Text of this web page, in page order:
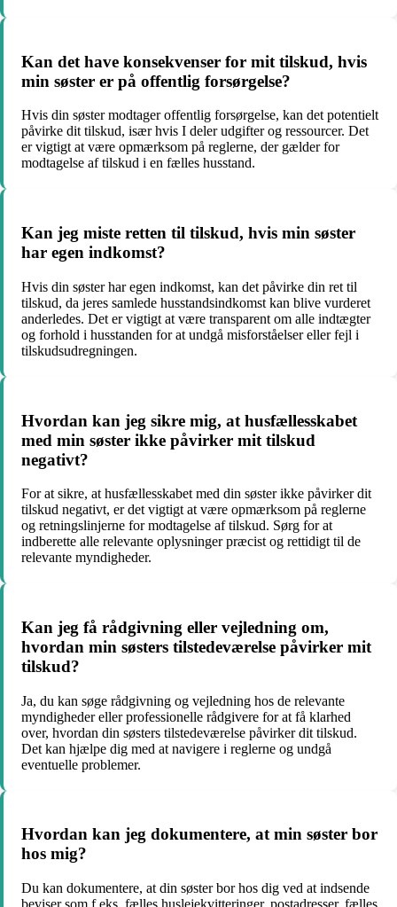
Kan det have konsekvenser for mit tilskud, hvis
min søster er på offentlig forsørgelse?
Hvis din søster modtager offentlig forsørgelse, kan det potentielt
påvirke dit tilskud, især hvis I deler udgifter og ressourcer. Det
er vigtigt at være opmærksom på reglerne, der gælder for
modtagelse af tilskud i en fælles husstand.
Kan jeg miste retten til tilskud, hvis min søster
har egen indkomst?
Hvis din søster har egen indkomst, kan det påvirke din ret til
tilskud, da jeres samlede husstandsindkomst kan blive vurderet
anderledes. Det er vigtigt at være transparent om alle indtægter
og forhold i husstanden for at undgå misforståelser eller fejl i
tilskudsudregningen.
Hvordan kan jeg sikre mig, at husfællesskabet
med min søster ikke påvirker mit tilskud
negativt?
For at sikre, at husfællesskabet med din søster ikke påvirker dit
tilskud negativt, er det vigtigt at være opmærksom på reglerne
og retningslinjerne for modtagelse af tilskud. Sørg for at
indberette alle relevante oplysninger præcist og rettidigt til de
relevante myndigheder.
Kan jeg få rådgivning eller vejledning om,
hvordan min søsters tilstedeværelse påvirker mit
tilskud?
Ja, du kan søge rådgivning og vejledning hos de relevante
myndigheder eller professionelle rådgivere for at få klarhed
over, hvordan din søsters tilstedeværelse påvirker dit tilskud.
Det kan hjælpe dig med at navigere i reglerne og undgå
eventuelle problemer.
Hvordan kan jeg dokumentere, at min søster bor
hos mig?
Du kan dokumentere, at din søster bor hos dig ved at indsende